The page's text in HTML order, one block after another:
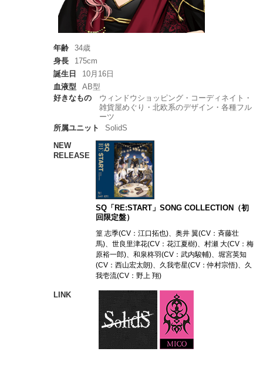
年齢
34歳
身長
175cm
誕生日
10月16日
血液型
AB型
好きなもの
ウィンドウショッピング・コーディネイト・
雑貨屋めぐり・北欧系のデザイン・各種フル
ーツ
所属ユニット
SolidS
NEW
RELEASE
SQ「RE:START」SONG COLLECTION（初
回限定盤）
篁 志季(CV：江口拓也)、奥井 翼(CV：斉藤壮
馬)、世良里津花(CV：花江夏樹)、村瀬 大(CV：梅
原裕一郎)、和泉柊羽(CV：武内駿輔)、堀宮英知
(CV：西山宏太朗)、久我壱星(CV：仲村宗悟)、久
我壱流(CV：野上 翔)
LINK